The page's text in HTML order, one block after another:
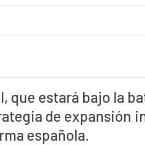
que estará bajo la
de expansión
española.